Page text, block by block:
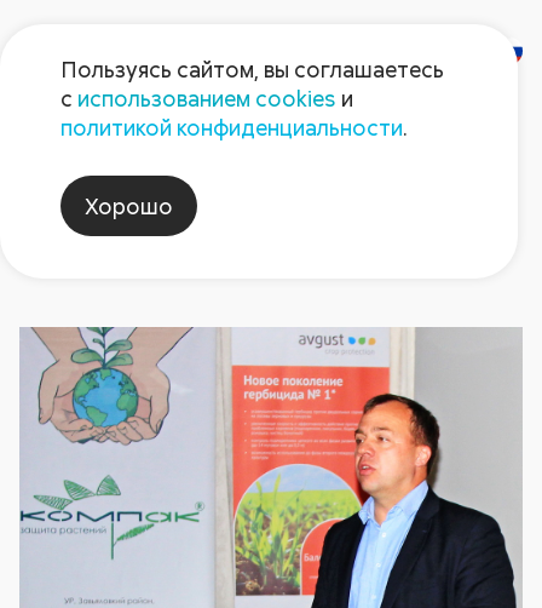
Новости
Пользуясь сайтом, вы соглашаетесь
с использованием cookies и
политикой конфиденциальности.
Хорошо